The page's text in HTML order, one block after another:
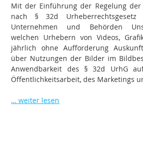
Mit der Einführung der Regelung
nach § 32d
Unternehmen und Behörden
welchen Urhebern von Videos,
jährlich ohne Aufforderung
über Nutzungen der Bilder im
Anwendbarkeit des § 32d UrhG
Öffentlichkeitsarbeit, des Marketings
… weiter lesen